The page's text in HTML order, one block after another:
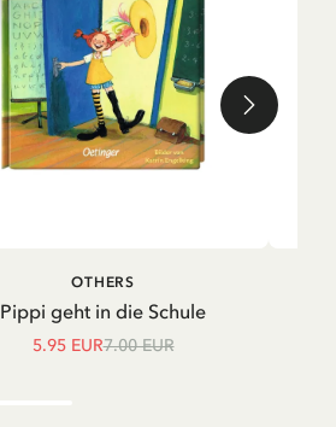
IN DEN WARENKORB
Pippi geht in die Schule
OTHERS
5.95 EUR7.00 EUR